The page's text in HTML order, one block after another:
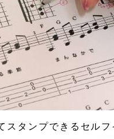
タンプできるセルフ